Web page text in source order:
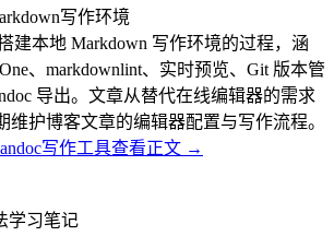
写作环境
建本地 Markdown 写作环境的过程，涵
、markdownlint、实时预览、Git 版本管
导出。文章从替代在线编辑器的需求
维护博客文章的编辑器配置与写作流程。
写作工具查看正文 →
学习笔记